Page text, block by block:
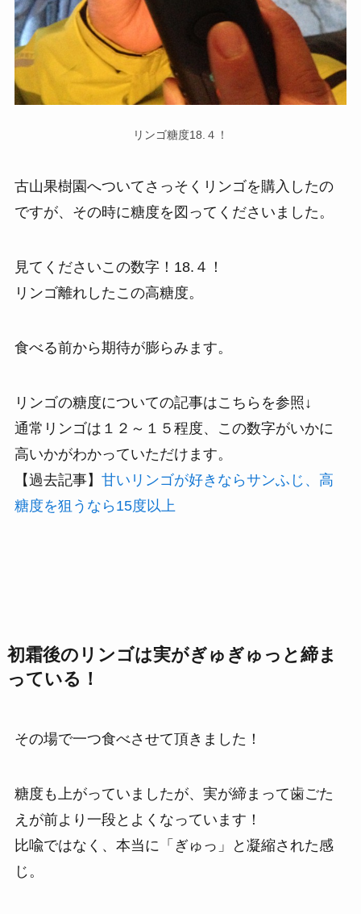
リンゴ糖度18.４！
古山果樹園へついてさっそくリンゴを購入したの
ですが、その時に糖度を図ってくださいました。
見てくださいこの数字！18.４！
リンゴ離れしたこの高糖度。
食べる前から期待が膨らみます。
リンゴの糖度についての記事はこちらを参照↓
通常リンゴは１２～１５程度、この数字がいかに
高いかがわかっていただけます。
【過去記事】 甘いリンゴが好きならサンふじ、高
糖度を狙うなら15度以上
初霜後のリンゴは実がぎゅぎゅっと締ま
っている！
その場で一つ食べさせて頂きました！
糖度も上がっていましたが、実が締まって歯ごた
えが前より一段とよくなっています！
比喩ではなく、本当に「ぎゅっ」と凝縮された感
じ。